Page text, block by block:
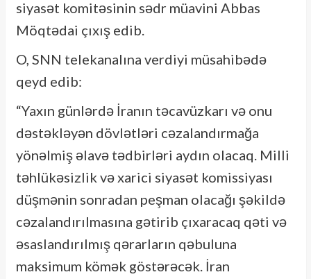
siyasət komitəsinin sədr müavini Abbas
Möqtədai çıxış edib.
O, SNN telekanalına verdiyi müsahibədə
qeyd edib:
“Yaxın günlərdə İranın təcavüzkarı və onu
dəstəkləyən dövlətləri cəzalandırmağa
yönəlmiş əlavə tədbirləri aydın olacaq. Milli
təhlükəsizlik və xarici siyasət komissiyası
düşmənin sonradan peşman olacağı şəkildə
cəzalandırılmasına gətirib çıxaracaq qəti və
əsaslandırılmış qərarların qəbuluna
maksimum kömək göstərəcək. İran